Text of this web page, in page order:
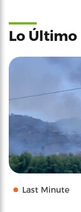
Lo Último
Last Minute